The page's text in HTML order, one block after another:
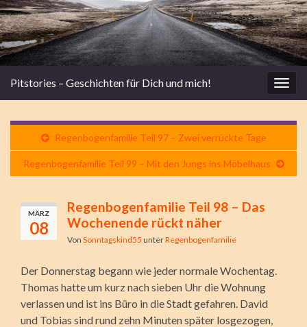
Pitstories – Geschichten für Dich und mich!
Regenbogenfamilie Teil 97 – Zwei verrückte Tage
Regenbogenfamilie Teil 99 – Mit den Jungs ins Möbelhaus
MÄRZ
08
Regenbogenfamilie Teil 98 – Das
Wochenende rückt näher
Von Sonntagskind55 unterRegenbogenfamilie
Der Donnerstag begann wie jeder normale Wochentag.
Thomas hatte um kurz nach sieben Uhr die Wohnung
verlassen und ist ins Büro in die Stadt gefahren. David
und Tobias sind rund zehn Minuten später losgezogen,